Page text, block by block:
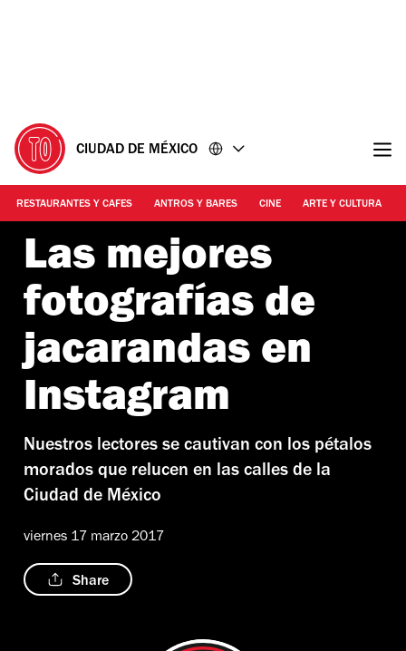
CIUDAD DE MÉXICO
RESTAURANTES Y CAFES ANTROS Y BARES CINE ARTE Y CULTURA
Las mejores
fotografías de
jacarandas en
Instagram
Nuestros lectores se cautivan con los pétalos
morados que relucen en las calles de la
Ciudad de México
viernes 17 marzo 2017
Share